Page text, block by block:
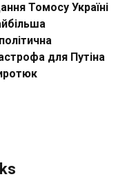
Томосу Україні
для Путіна